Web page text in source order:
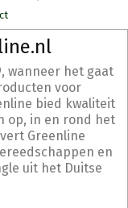
wanneer het gaat
voor
bied kwaliteit
op, in en rond het
Greenline
en
uit het Duitse